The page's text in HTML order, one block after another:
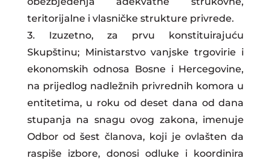
teritorijalne i vlasničke strukture privrede.
3. Izuzetno, za prvu konstituirajuću
Skupštinu; Ministarstvo vanjske trgovirie i
ekonomskih odnosa Bosne i Hercegovine,
na prijedlog nadležnih privrednih komora u
entitetima, u roku od deset dana od dana
stupanja na snagu ovog zakona, imenuje
Odbor od šest članova, koji je ovlašten da
raspiše izbore, donosi odluke i koordinira